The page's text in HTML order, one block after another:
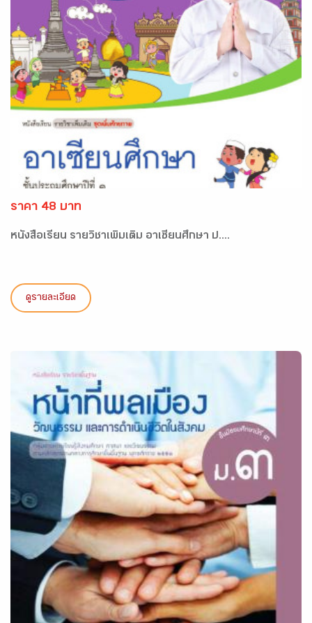
ราคา 48 บาท
หนังสือเรียน รายวิชาเพิ่มเติม อาเซียนศึกษา ป....
ดูรายละเอียด